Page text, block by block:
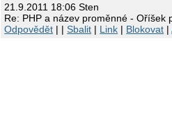
21.9.2011 18:06 Sten
Re: PHP a název proměnné - Oříšek
Odpovědět | |Sbalit | Link | Blokovat |